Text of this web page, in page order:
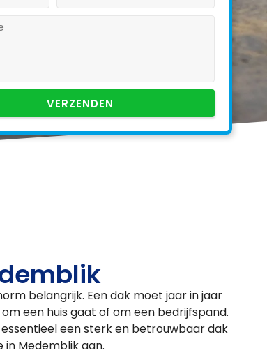
VERZENDEN
belangrijk. Een dak moet jaar in jaar
een huis gaat of om een bedrijfspand.
essentieel een sterk en betrouwbaar dak
in Medemblik aan.